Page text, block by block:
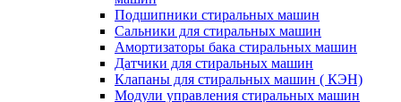
Подшипники стиральных машин
Сальники для стиральных машин
Амортизаторы бака стиральных машин
Датчики для стиральных машин
Клапаны для стиральных машин ( КЭН)
Модули управления стиральных машин